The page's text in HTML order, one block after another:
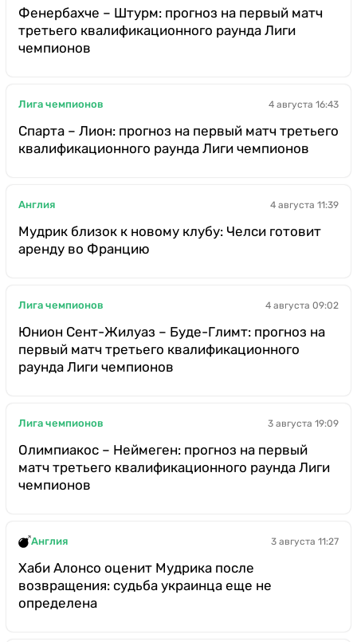
Фенербахче – Штурм: прогноз на первый матч
третьего квалификационного раунда Лиги
чемпионов
Лига чемпионов 4 августа 16:43
Спарта – Лион: прогноз на первый матч третьего
квалификационного раунда Лиги чемпионов
Англия 4 августа 11:39
Мудрик близок к новому клубу: Челси готовит
аренду во Францию
Лига чемпионов 4 августа 09:02
Юнион Сент-Жилуаз – Буде-Глимт: прогноз на
первый матч третьего квалификационного
раунда Лиги чемпионов
Лига чемпионов 3 августа 19:09
Олимпиакос – Неймеген: прогноз на первый
матч третьего квалификационного раунда Лиги
чемпионов
Англия 3 августа 11:27
Хаби Алонсо оценит Мудрика после
возвращения: судьба украинца еще не
определена